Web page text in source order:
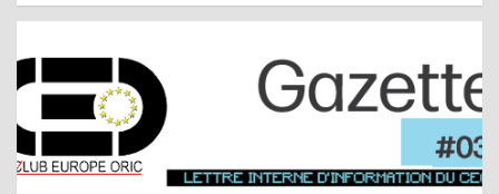
t
s
t